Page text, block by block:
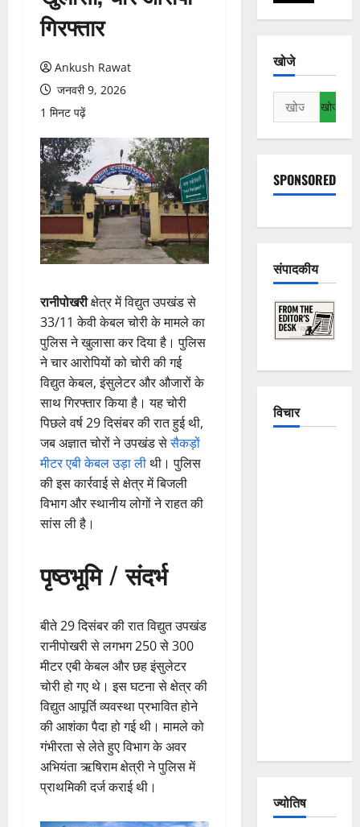
गिरफ्तार
Ankush Rawat
जनवरी 9, 2026
1 मिनट पढ़ें
रानीपोखरीक्षेत्र में विद्युत उपखंड से
33/11 केवी केबल चोरी के मामले का
पुलिस ने खुलासा कर दिया है। पुलिस
ने चार आरोपियों को चोरी की गई
विद्युत केबल, इंसुलेटर और औजारों के
साथ गिरफ्तार किया है। यह चोरी
पिछले वर्ष 29 दिसंबर की रात हुई थी,
जब अज्ञात चोरों ने उपखंड सेसैकड़ों
मीटर एबी केबल उड़ा लीथी। पुलिस
की इस कार्रवाई से क्षेत्र में बिजली
विभाग और स्थानीय लोगों ने राहत की
सांस ली है।
पृष्ठभूमि / संदर्भ
बीते 29 दिसंबर की रात विद्युत उपखंड
रानीपोखरी से लगभग 250 से 300
मीटर एबी केबल और छह इंसुलेटर
चोरी हो गए थे। इस घटना से क्षेत्र की
विद्युत आपूर्ति व्यवस्था प्रभावित होने
की आशंका पैदा हो गई थी। मामले को
गंभीरता से लेते हुए विभाग के अवर
अभियंता ऋषिराम क्षेत्री ने पुलिस में
प्राथमिकी दर्ज कराई थी।
खोजे
निम्न
को
खोजें:
SPONSORED
संपादकीय
विचार
ज्योतिष